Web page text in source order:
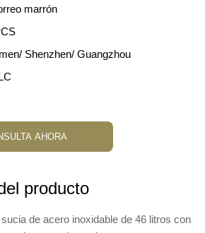
marrón
Shenzhen/ Guangzhou
AHORA
producto
de acero inoxidable de 46 litros con